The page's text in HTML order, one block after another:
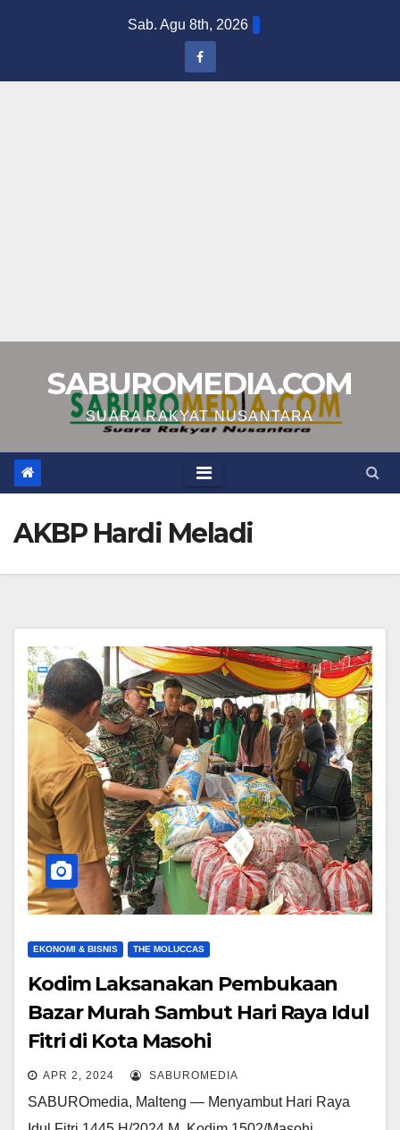
Sab. Agu 8th, 2026
SABUROMEDIA.COM
SUARA RAKYAT NUSANTARA
AKBP Hardi Meladi
EKONOMI & BISNIS THE MOLUCCAS
Kodim Laksanakan Pembukaan
Bazar Murah Sambut Hari Raya Idul
Fitri di Kota Masohi
APR 2, 2024 SABUROMEDIA
SABUROmedia, Malteng — Menyambut Hari Raya